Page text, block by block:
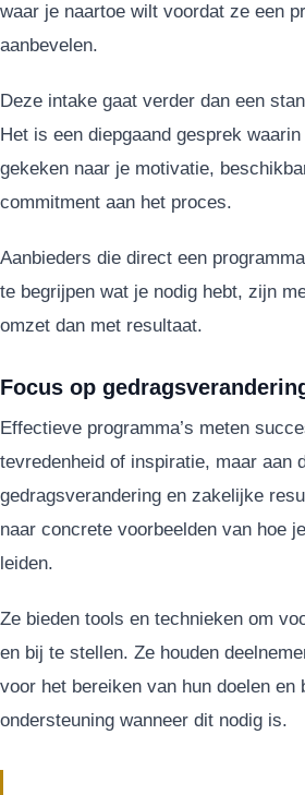
waar je naartoe wilt voordat ze een
aanbevelen.
Deze intake gaat verder dan een
Het is een diepgaand gesprek
gekeken naar je motivatie,
commitment aan het proces.
Aanbieders die direct een
te begrijpen wat je nodig hebt, zijn
omzet dan met resultaat.
Focus op
Effectieve programma’s meten
tevredenheid of inspiratie, maar aan
gedragsverandering en zakelijke
naar concrete voorbeelden van hoe
leiden.
Ze bieden tools en technieken om
en bij te stellen. Ze houden
voor het bereiken van hun doelen en
ondersteuning wanneer dit nodig is.